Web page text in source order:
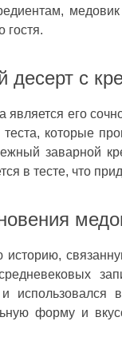
гостя.
десерт с
его
теста, которые
заварной
в тесте, что
историю,
форму и